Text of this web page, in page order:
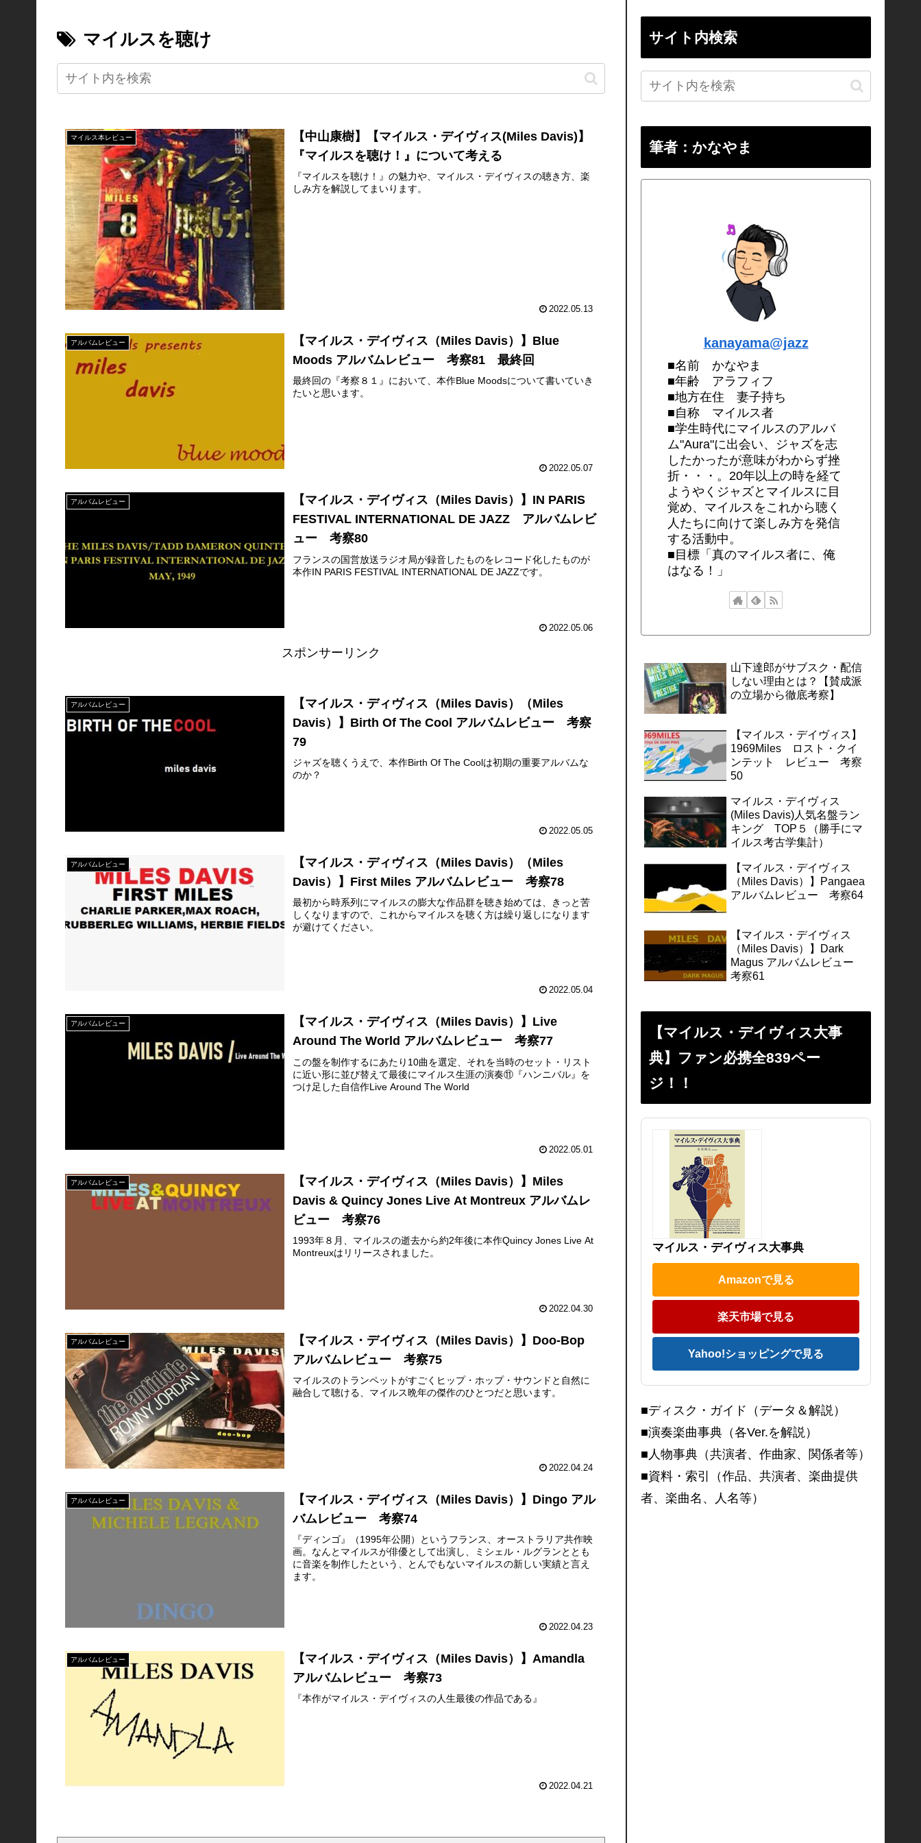
マイルスを聴け
マイルス本レビュー
【中山康樹】【マイルス・デイヴィス(Miles Davis)】
『マイルスを聴け！』について考える
『マイルスを聴け！』の魅力や、マイルス・デイヴィスの聴き方、楽
しみ方を解説してまいります。
2022.05.13
アルバムレビュー
【マイルス・デイヴィス（Miles Davis）】Blue
Moods アルバムレビュー 考察81 最終回
最終回の『考察８１』において、本作Blue Moodsについて書いていき
たいと思います。
2022.05.07
アルバムレビュー
【マイルス・デイヴィス（Miles Davis）】IN PARIS
FESTIVAL INTERNATIONAL DE JAZZ アルバムレビ
ュー 考察80
フランスの国営放送ラジオ局が録音したものをレコード化したものが
本作IN PARIS FESTIVAL INTERNATIONAL DE JAZZです。
2022.05.06
スポンサーリンク
アルバムレビュー
【マイルス・ディヴィス（Miles Davis）（Miles
Davis）】Birth Of The Cool アルバムレビュー 考察
79
ジャズを聴くうえで、本作Birth Of The Coolは初期の重要アルバムな
のか？
2022.05.05
アルバムレビュー
【マイルス・ディヴィス（Miles Davis）（Miles
Davis）】First Miles アルバムレビュー 考察78
最初から時系列にマイルスの膨大な作品群を聴き始めては、きっと苦
しくなりますので、これからマイルスを聴く方は繰り返しになります
が避けてください。
2022.05.04
アルバムレビュー
【マイルス・デイヴィス（Miles Davis）】Live
Around The World アルバムレビュー 考察77
この盤を制作するにあたり10曲を選定、それを当時のセット・リスト
に近い形に並び替えて最後にマイルス生涯の演奏⑪『ハンニバル』を
つけ足した自信作Live Around The World
2022.05.01
アルバムレビュー
【マイルス・デイヴィス（Miles Davis）】Miles
Davis & Quincy Jones Live At Montreux アルバムレ
ビュー 考察76
1993年８月、マイルスの逝去から約2年後に本作Quincy Jones Live At
Montreuxはリリースされました。
2022.04.30
アルバムレビュー
【マイルス・デイヴィス（Miles Davis）】Doo-Bop
アルバムレビュー 考察75
マイルスのトランペットがすごくヒップ・ホップ・サウンドと自然に
融合して聴ける、マイルス晩年の傑作のひとつだと思います。
2022.04.24
アルバムレビュー
【マイルス・デイヴィス（Miles Davis）】Dingo アル
バムレビュー 考察74
『ディンゴ』（1995年公開）というフランス、オーストラリア共作映
画。なんとマイルスが俳優として出演し、ミシェル・ルグランととも
に音楽を制作したという、とんでもないマイルスの新しい実績と言え
ます。
2022.04.23
アルバムレビュー
【マイルス・デイヴィス（Miles Davis）】Amandla
アルバムレビュー 考察73
『本作がマイルス・デイヴィスの人生最後の作品である』
2022.04.21
サイト内検索
筆者：かなやま
kanayama@jazz
■名前 かなやま
■年齢 アラフィフ
■地方在住 妻子持ち
■自称 マイルス者
■学生時代にマイルスのアルバ
ム"Aura"に出会い、ジャズを志
したかったが意味がわからず挫
折・・・。20年以上の時を経て
ようやくジャズとマイルスに目
覚め、マイルスをこれから聴く
人たちに向けて楽しみ方を発信
する活動中。
■目標「真のマイルス者に、俺
はなる！」
山下達郎がサブスク・配信
しない理由とは？【賛成派
の立場から徹底考察】
【マイルス・デイヴィス】
1969Miles ロスト・クイ
ンテット レビュー 考察
50
マイルス・デイヴィス
(Miles Davis)人気名盤ラン
キング TOP５（勝手にマ
イルス考古学集計）
【マイルス・デイヴィス
（Miles Davis）】Pangaea
アルバムレビュー 考察64
【マイルス・デイヴィス
（Miles Davis）】Dark
Magus アルバムレビュー
考察61
【マイルス・デイヴィス大事
典】ファン必携全839ペー
ジ！！
マイルス・デイヴィス大事典
Amazonで見る
楽天市場で見る
Yahoo!ショッピングで見る
■ディスク・ガイド（データ＆解説）
■演奏楽曲事典（各Ver.を解説）
■人物事典（共演者、作曲家、関係者等）
■資料・索引（作品、共演者、楽曲提供
者、楽曲名、人名等）